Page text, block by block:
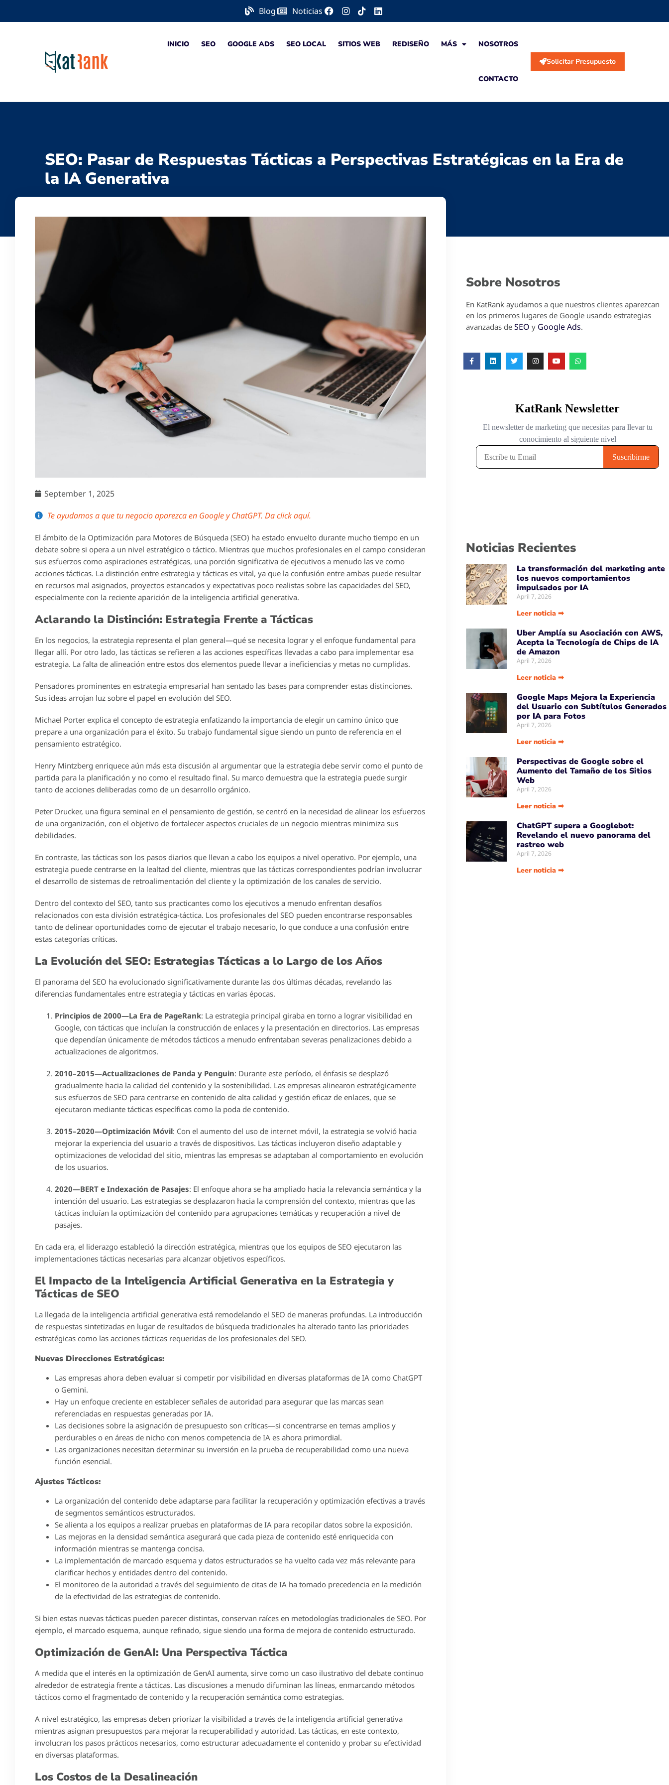
Blog Noticias
INICIO SEO GOOGLE ADS SEO LOCAL SITIOS WEB REDISEÑO MÁS NOSOTROS
CONTACTO
Solicitar Presupuesto
SEO: Pasar de Respuestas Tácticas a Perspectivas Estratégicas en la Era de
la IA Generativa
September 1, 2025
Te ayudamos a que tu negocio aparezca en Google y ChatGPT. Da click aquí.
El ámbito de la Optimización para Motores de Búsqueda (SEO) ha estado envuelto durante mucho tiempo en un
debate sobre si opera a un nivel estratégico o táctico. Mientras que muchos profesionales en el campo consideran
sus esfuerzos como aspiraciones estratégicas, una porción significativa de ejecutivos a menudo las ve como
acciones tácticas. La distinción entre estrategia y tácticas es vital, ya que la confusión entre ambas puede resultar
en recursos mal asignados, proyectos estancados y expectativas poco realistas sobre las capacidades del SEO,
especialmente con la reciente aparición de la inteligencia artificial generativa.
Aclarando la Distinción: Estrategia Frente a Tácticas
En los negocios, la estrategia representa el plan general—qué se necesita lograr y el enfoque fundamental para
llegar allí. Por otro lado, las tácticas se refieren a las acciones específicas llevadas a cabo para implementar esa
estrategia. La falta de alineación entre estos dos elementos puede llevar a ineficiencias y metas no cumplidas.
Pensadores prominentes en estrategia empresarial han sentado las bases para comprender estas distinciones.
Sus ideas arrojan luz sobre el papel en evolución del SEO.
Michael Porter explica el concepto de estrategia enfatizando la importancia de elegir un camino único que
prepare a una organización para el éxito. Su trabajo fundamental sigue siendo un punto de referencia en el
pensamiento estratégico.
Henry Mintzberg enriquece aún más esta discusión al argumentar que la estrategia debe servir como el punto de
partida para la planificación y no como el resultado final. Su marco demuestra que la estrategia puede surgir
tanto de acciones deliberadas como de un desarrollo orgánico.
Peter Drucker, una figura seminal en el pensamiento de gestión, se centró en la necesidad de alinear los esfuerzos
de una organización, con el objetivo de fortalecer aspectos cruciales de un negocio mientras minimiza sus
debilidades.
En contraste, las tácticas son los pasos diarios que llevan a cabo los equipos a nivel operativo. Por ejemplo, una
estrategia puede centrarse en la lealtad del cliente, mientras que las tácticas correspondientes podrían involucrar
el desarrollo de sistemas de retroalimentación del cliente y la optimización de los canales de servicio.
Dentro del contexto del SEO, tanto sus practicantes como los ejecutivos a menudo enfrentan desafíos
relacionados con esta división estratégica-táctica. Los profesionales del SEO pueden encontrarse responsables
tanto de delinear oportunidades como de ejecutar el trabajo necesario, lo que conduce a una confusión entre
estas categorías críticas.
La Evolución del SEO: Estrategias Tácticas a lo Largo de los Años
El panorama del SEO ha evolucionado significativamente durante las dos últimas décadas, revelando las
diferencias fundamentales entre estrategia y tácticas en varias épocas.
Principios de 2000—La Era de PageRank: La estrategia principal giraba en torno a lograr visibilidad en
Google, con tácticas que incluían la construcción de enlaces y la presentación en directorios. Las empresas
que dependían únicamente de métodos tácticos a menudo enfrentaban severas penalizaciones debido a
actualizaciones de algoritmos.
2010–2015—Actualizaciones de Panda y Penguin: Durante este período, el énfasis se desplazó
gradualmente hacia la calidad del contenido y la sostenibilidad. Las empresas alinearon estratégicamente
sus esfuerzos de SEO para centrarse en contenido de alta calidad y gestión eficaz de enlaces, que se
ejecutaron mediante tácticas específicas como la poda de contenido.
2015–2020—Optimización Móvil: Con el aumento del uso de internet móvil, la estrategia se volvió hacia
mejorar la experiencia del usuario a través de dispositivos. Las tácticas incluyeron diseño adaptable y
optimizaciones de velocidad del sitio, mientras las empresas se adaptaban al comportamiento en evolución
de los usuarios.
2020—BERT e Indexación de Pasajes: El enfoque ahora se ha ampliado hacia la relevancia semántica y la
intención del usuario. Las estrategias se desplazaron hacia la comprensión del contexto, mientras que las
tácticas incluían la optimización del contenido para agrupaciones temáticas y recuperación a nivel de
pasajes.
En cada era, el liderazgo estableció la dirección estratégica, mientras que los equipos de SEO ejecutaron las
implementaciones tácticas necesarias para alcanzar objetivos específicos.
El Impacto de la Inteligencia Artificial Generativa en la Estrategia y
Tácticas de SEO
La llegada de la inteligencia artificial generativa está remodelando el SEO de maneras profundas. La introducción
de respuestas sintetizadas en lugar de resultados de búsqueda tradicionales ha alterado tanto las prioridades
estratégicas como las acciones tácticas requeridas de los profesionales del SEO.
Nuevas Direcciones Estratégicas:
Las empresas ahora deben evaluar si competir por visibilidad en diversas plataformas de IA como ChatGPT
o Gemini.
Hay un enfoque creciente en establecer señales de autoridad para asegurar que las marcas sean
referenciadas en respuestas generadas por IA.
Las decisiones sobre la asignación de presupuesto son críticas—si concentrarse en temas amplios y
perdurables o en áreas de nicho con menos competencia de IA es ahora primordial.
Las organizaciones necesitan determinar su inversión en la prueba de recuperabilidad como una nueva
función esencial.
Ajustes Tácticos:
La organización del contenido debe adaptarse para facilitar la recuperación y optimización efectivas a través
de segmentos semánticos estructurados.
Se alienta a los equipos a realizar pruebas en plataformas de IA para recopilar datos sobre la exposición.
Las mejoras en la densidad semántica asegurará que cada pieza de contenido esté enriquecida con
información mientras se mantenga concisa.
La implementación de marcado esquema y datos estructurados se ha vuelto cada vez más relevante para
clarificar hechos y entidades dentro del contenido.
El monitoreo de la autoridad a través del seguimiento de citas de IA ha tomado precedencia en la medición
de la efectividad de las estrategias de contenido.
Si bien estas nuevas tácticas pueden parecer distintas, conservan raíces en metodologías tradicionales de SEO. Por
ejemplo, el marcado esquema, aunque refinado, sigue siendo una forma de mejora de contenido estructurado.
Optimización de GenAI: Una Perspectiva Táctica
A medida que el interés en la optimización de GenAI aumenta, sirve como un caso ilustrativo del debate continuo
alrededor de estrategia frente a tácticas. Las discusiones a menudo difuminan las líneas, enmarcando métodos
tácticos como el fragmentado de contenido y la recuperación semántica como estrategias.
A nivel estratégico, las empresas deben priorizar la visibilidad a través de la inteligencia artificial generativa
mientras asignan presupuestos para mejorar la recuperabilidad y autoridad. Las tácticas, en este contexto,
involucran los pasos prácticos necesarios, como estructurar adecuadamente el contenido y probar su efectividad
en diversas plataformas.
Los Costos de la Desalineación
Sobre Nosotros
En KatRank ayudamos a que nuestros clientes aparezcan
en los primeros lugares de Google usando estrategias
avanzadas de SEO y Google Ads.
Noticias Recientes
los nuevos comportamientos
impulsados por IA
April 7, 2026
Acepta la Tecnología de Chips de IA
de Amazon
April 7, 2026
del Usuario con Subtítulos Generados
por IA para Fotos
April 7, 2026
Aumento del Tamaño de los Sitios
Web
April 7, 2026